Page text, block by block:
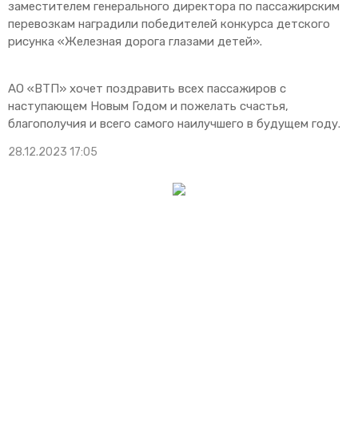
заместителем генерального директора по пассажирским
перевозкам наградили победителей конкурса детского
рисунка «Железная дорога глазами детей».
АО «ВТП» хочет поздравить всех пассажиров с
наступающем Новым Годом и пожелать счастья,
благополучия и всего самого наилучшего в будущем году.
28.12.2023 17:05